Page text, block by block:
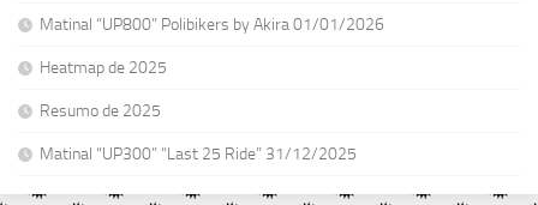
Matinal “UP800” Polibikers by Akira 01/01/2026
Heatmap de 2025
Resumo de 2025
Matinal “UP300” “Last 25 Ride” 31/12/2025